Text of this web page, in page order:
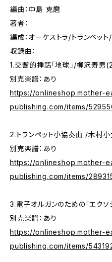
編曲：中島 克磨
著者：
編成：オーケストラ/トランペット
収録曲：
1.交響的挿話「地球」/柳沢寿男
別売楽譜：あり
https://onlineshop.mother-
publishing.com/items/
2.トランペット小協奏曲 /木村
別売楽譜：あり
https://onlineshop.mother-
publishing.com/items/
3.電子オルガンのための「エク
別売楽譜：あり
https://onlineshop.mother-
publishing.com/items/